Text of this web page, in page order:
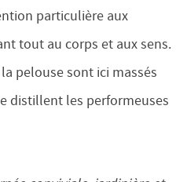
particulière aux
tout au corps et aux sens.
pelouse sont ici massés
distillent les performeuses